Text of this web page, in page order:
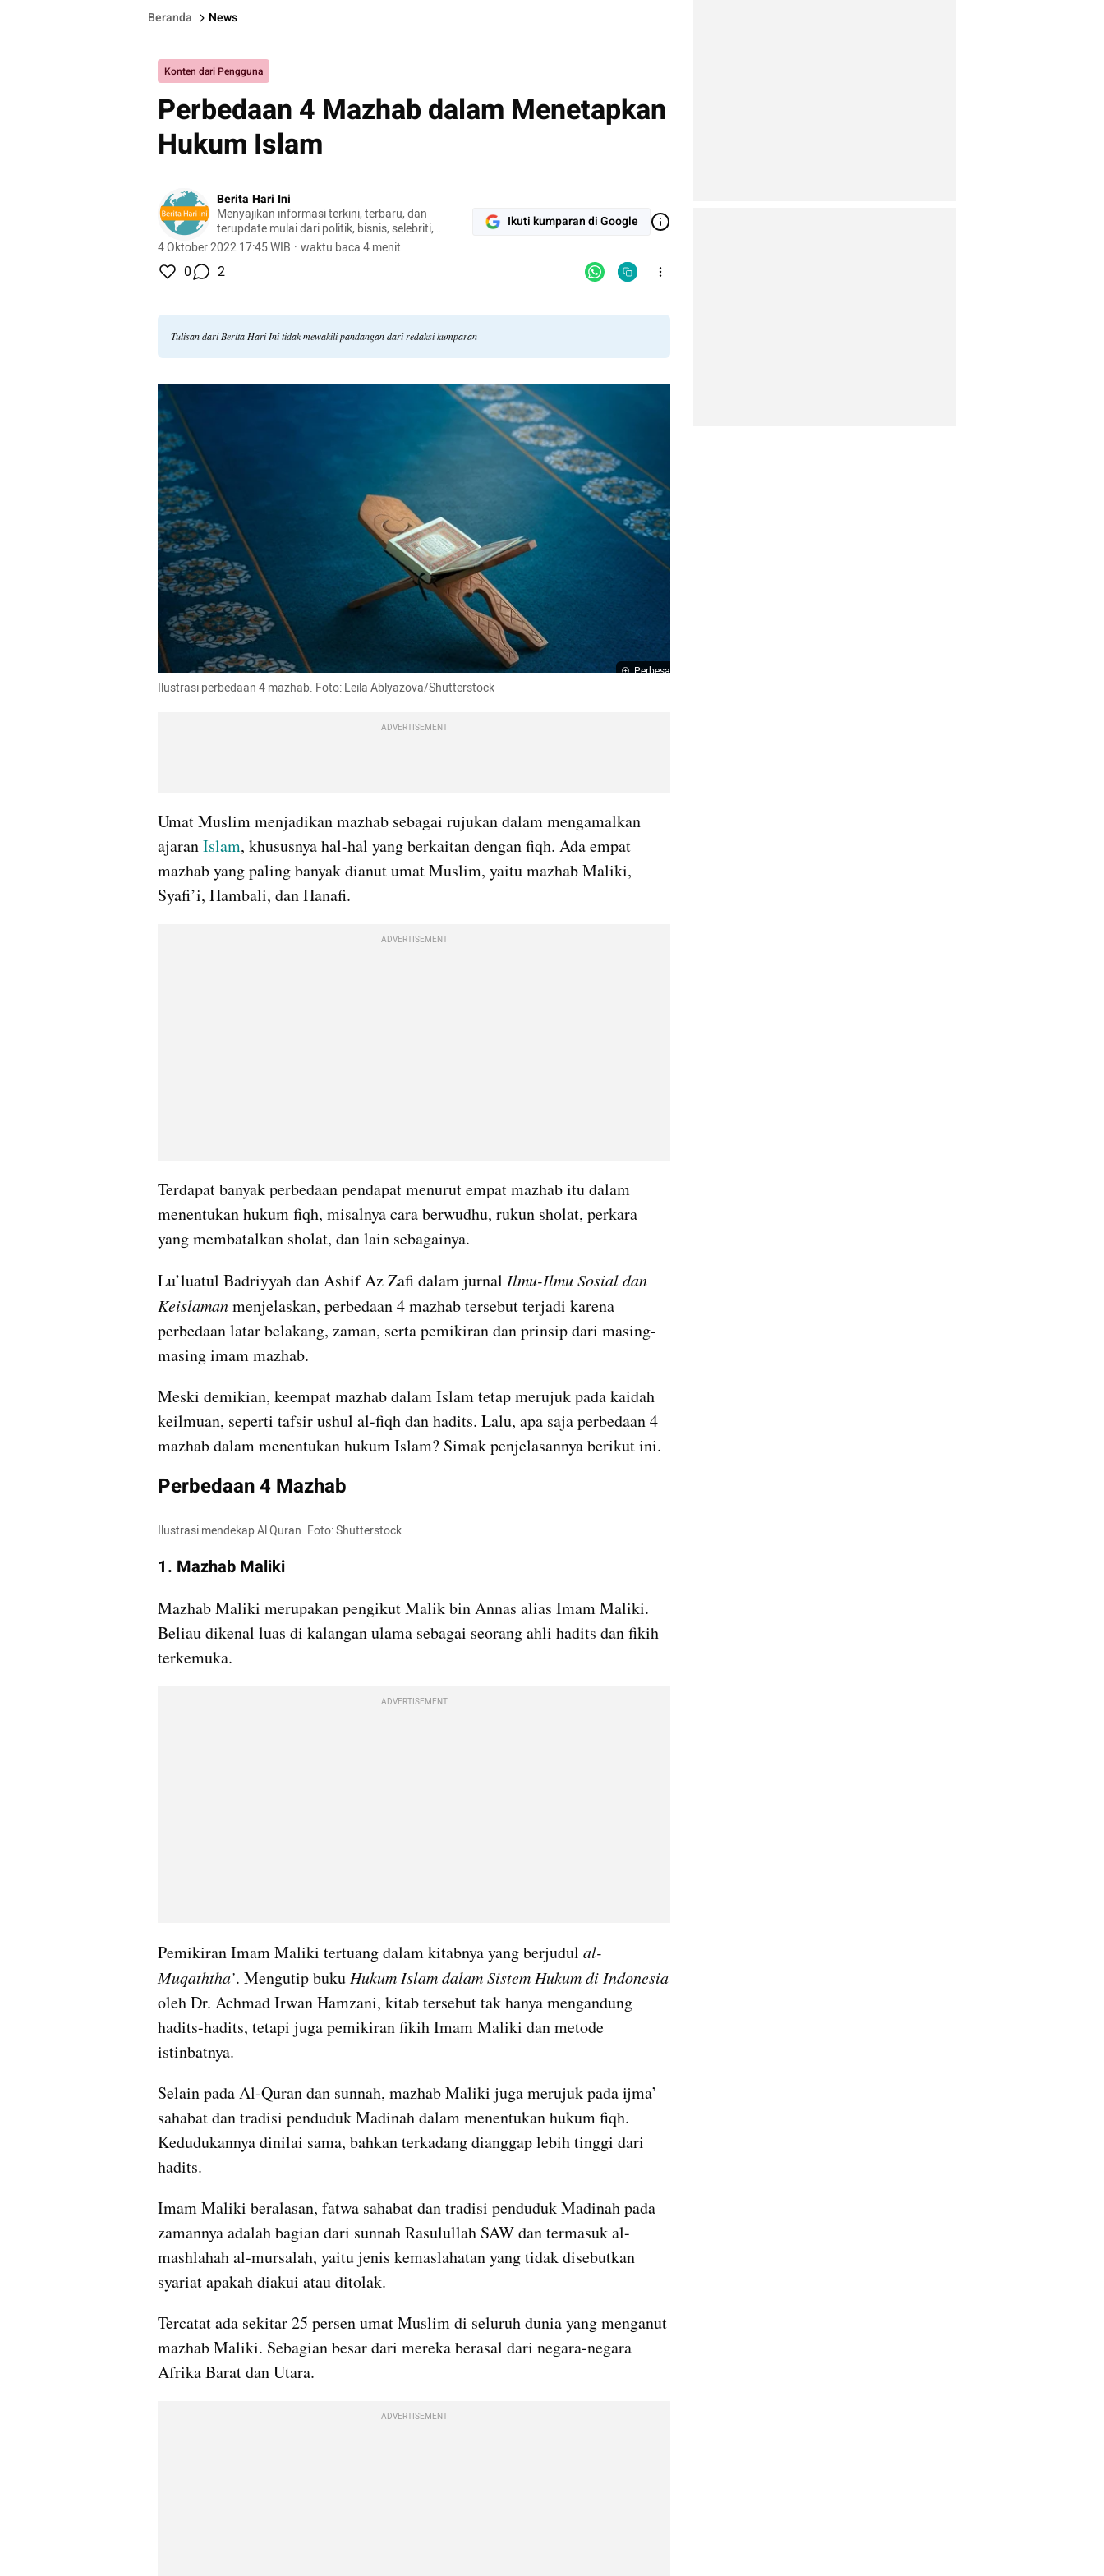
Beranda News
Konten dari Pengguna
Perbedaan 4 Mazhab dalam Menetapkan
Hukum Islam
Berita Hari Ini
Menyajikan informasi terkini, terbaru, dan
terupdate mulai dari politik, bisnis, selebriti,
lifestyle, dan masih banyak lagi.
4 Oktober 2022 17:45 WIB · waktu baca 4 menit
Ikuti kumparan di Google
0 2
Tulisan dari Berita Hari Ini tidak mewakili pandangan dari redaksi kumparan
Perbesar
Ilustrasi perbedaan 4 mazhab. Foto: Leila Ablyazova/Shutterstock
ADVERTISEMENT
Umat Muslim menjadikan mazhab sebagai rujukan dalam mengamalkan
ajaran Islam, khususnya hal-hal yang berkaitan dengan fiqh. Ada empat
mazhab yang paling banyak dianut umat Muslim, yaitu mazhab Maliki,
Syafi’i, Hambali, dan Hanafi.
ADVERTISEMENT
Terdapat banyak perbedaan pendapat menurut empat mazhab itu dalam
menentukan hukum fiqh, misalnya cara berwudhu, rukun sholat, perkara
yang membatalkan sholat, dan lain sebagainya.
Lu’luatul Badriyyah dan Ashif Az Zafi dalam jurnal Ilmu-Ilmu Sosial dan
Keislaman menjelaskan, perbedaan 4 mazhab tersebut terjadi karena
perbedaan latar belakang, zaman, serta pemikiran dan prinsip dari masing-
masing imam mazhab.
Meski demikian, keempat mazhab dalam Islam tetap merujuk pada kaidah
keilmuan, seperti tafsir ushul al-fiqh dan hadits. Lalu, apa saja perbedaan 4
mazhab dalam menentukan hukum Islam? Simak penjelasannya berikut ini.
Perbedaan 4 Mazhab
Ilustrasi mendekap Al Quran. Foto: Shutterstock
1. Mazhab Maliki
Mazhab Maliki merupakan pengikut Malik bin Annas alias Imam Maliki.
Beliau dikenal luas di kalangan ulama sebagai seorang ahli hadits dan fikih
terkemuka.
ADVERTISEMENT
Pemikiran Imam Maliki tertuang dalam kitabnya yang berjudul al-
Muqaththa’. Mengutip buku Hukum Islam dalam Sistem Hukum di Indonesia
oleh Dr. Achmad Irwan Hamzani, kitab tersebut tak hanya mengandung
hadits-hadits, tetapi juga pemikiran fikih Imam Maliki dan metode
istinbatnya.
Selain pada Al-Quran dan sunnah, mazhab Maliki juga merujuk pada ijma’
sahabat dan tradisi penduduk Madinah dalam menentukan hukum fiqh.
Kedudukannya dinilai sama, bahkan terkadang dianggap lebih tinggi dari
hadits.
Imam Maliki beralasan, fatwa sahabat dan tradisi penduduk Madinah pada
zamannya adalah bagian dari sunnah Rasulullah SAW dan termasuk al-
mashlahah al-mursalah, yaitu jenis kemaslahatan yang tidak disebutkan
syariat apakah diakui atau ditolak.
Tercatat ada sekitar 25 persen umat Muslim di seluruh dunia yang menganut
mazhab Maliki. Sebagian besar dari mereka berasal dari negara-negara
Afrika Barat dan Utara.
ADVERTISEMENT